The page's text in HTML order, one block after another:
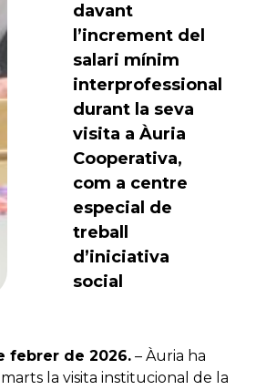
davant
l’increment del
salari mínim
interprofessional
durant la seva
visita a Àuria
Cooperativa,
com a centre
especial de
treball
d’iniciativa
social
febrer de 2026. – Àuria ha
la visita institucional de la